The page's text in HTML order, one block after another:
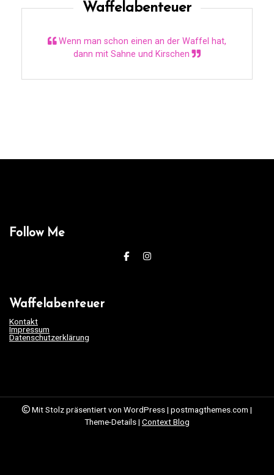
Waffelabenteuer
Wenn man schon einen an der Waffel hat,
dann mit Sahne und Kirschen
Follow Me
Waffelabenteuer
Kontakt
Impressum
Datenschutzerklärung
Mit Stolz präsentiert von WordPress| postmagthemes.com |
Theme-Details| Context Blog